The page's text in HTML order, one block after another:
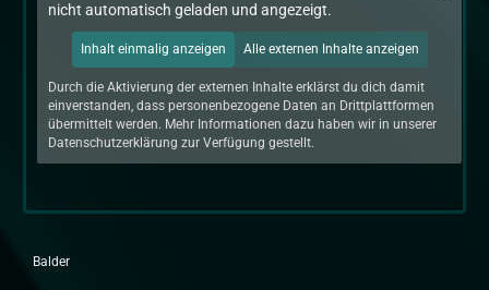
nicht automatisch geladen und angezeigt.
Inhalt einmalig anzeigen Alle externen Inhalte anzeigen
Durch die Aktivierung der externen Inhalte erklärst du dich damit
einverstanden, dass personenbezogene Daten an Drittplattformen
übermittelt werden. Mehr Informationen dazu haben wir in unserer
Datenschutzerklärung zur Verfügung gestellt.
Balder